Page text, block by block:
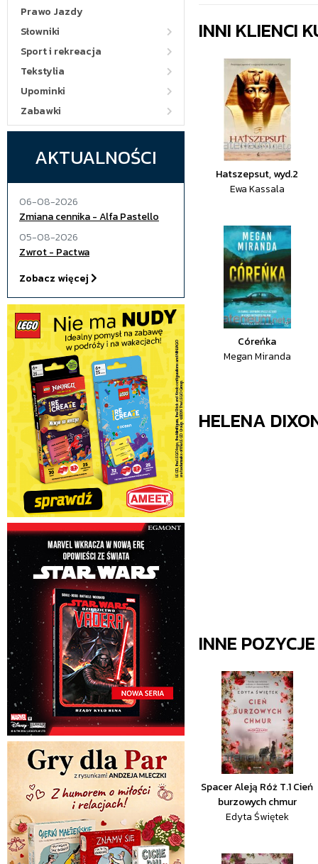
Prawo Jazdy
Słowniki
Sport i rekreacja
Tekstylia
Upominki
Zabawki
AKTUALNOŚCI
06-08-2026
Zmiana cennika - Alfa Pastello
05-08-2026
Zwrot - Pactwa
Zobacz więcej
INNI KLIENCI
Hatszepsut, wyd.2
Ewa Kassala
Córeńka
Megan Miranda
HELENA
INNE
Spacer Aleją Róż T.1 Cień
burzowych chmur
Edyta Świętek